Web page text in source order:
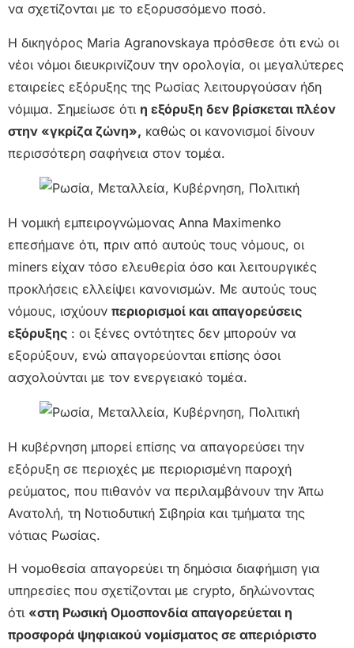
να σχετίζονται με το εξορυσσόμενο ποσό.
Η δικηγόρος Maria Agranovskaya πρόσθεσε ότι ενώ οι
νέοι νόμοι διευκρινίζουν την ορολογία, οι μεγαλύτερες
εταιρείες εξόρυξης της Ρωσίας λειτουργούσαν ήδη
νόμιμα. Σημείωσε ότι η εξόρυξη δεν βρίσκεται πλέον
στην «γκρίζα ζώνη», καθώς οι κανονισμοί δίνουν
περισσότερη σαφήνεια στον τομέα.
Η νομική εμπειρογνώμονας Anna Maximenko
επεσήμανε ότι, πριν από αυτούς τους νόμους, οι
miners είχαν τόσο ελευθερία όσο και λειτουργικές
προκλήσεις ελλείψει κανονισμών. Με αυτούς τους
νόμους, ισχύουν περιορισμοί και απαγορεύσεις
εξόρυξης : οι ξένες οντότητες δεν μπορούν να
εξορύξουν, ενώ απαγορεύονται επίσης όσοι
ασχολούνται με τον ενεργειακό τομέα.
Η κυβέρνηση μπορεί επίσης να απαγορεύσει την
εξόρυξη σε περιοχές με περιορισμένη παροχή
ρεύματος, που πιθανόν να περιλαμβάνουν την Άπω
Ανατολή, τη Νοτιοδυτική Σιβηρία και τμήματα της
νότιας Ρωσίας.
Η νομοθεσία απαγορεύει τη δημόσια διαφήμιση για
υπηρεσίες που σχετίζονται με crypto, δηλώνοντας
ότι «στη Ρωσική Ομοσπονδία απαγορεύεται η
προσφορά ψηφιακού νομίσματος σε απεριόριστο